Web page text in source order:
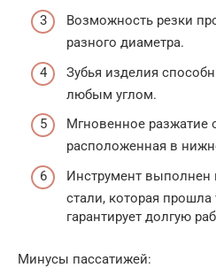
Возможность резки
разного диаметра.
Зубья изделия
любым углом.
Мгновенное разжатие
расположенная в
Инструмент выполнен
стали, которая прошла
гарантирует долгую
Минусы пассатижей: